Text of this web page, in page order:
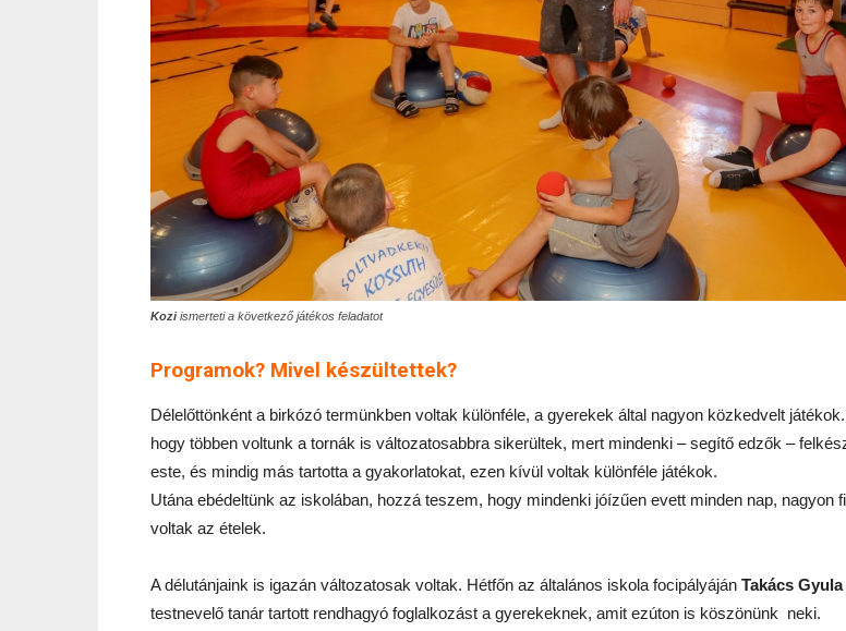
Koziismerteti a következő játékos feladatot
Programok? Mivel készültettek?
Délelőttönként a birkózó termünkben voltak különféle, a gyerekek által nagyon közkedvelt
hogy többen voltunk a tornák is változatosabbra sikerültek, mert mindenki – segítő edzők –
este, és mindig más tartotta a gyakorlatokat, ezen kívül voltak különféle játékok.
Utána ebédeltünk az iskolában, hozzá teszem, hogy mindenki jóízűen evett minden nap, nagyon
voltak az ételek.
A délutánjaink is igazán változatosak voltak. Hétfőn az általános iskola focipályáján Takács Gyula
testnevelő tanár tartott rendhagyó foglalkozást a gyerekeknek, amit ezúton is köszönünk neki.